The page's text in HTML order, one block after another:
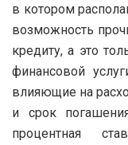
в котором
возможность
кредиту, а это
финансовой
влияющие на
и срок
процентная